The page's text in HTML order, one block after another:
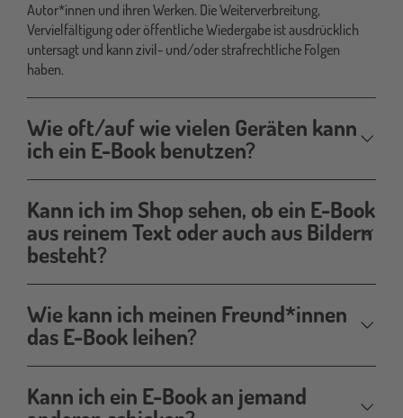
Autor*innen und ihren Werken. Die Weiterverbreitung,
Vervielfältigung oder öffentliche Wiedergabe ist ausdrücklich
untersagt und kann zivil- und/oder strafrechtliche Folgen
haben.
Wie oft/auf wie vielen Geräten kann
ich ein E-Book benutzen?
Kann ich im Shop sehen, ob ein E-Book
aus reinem Text oder auch aus Bildern
besteht?
Wie kann ich meinen Freund*innen
das E-Book leihen?
Kann ich ein E-Book an jemand